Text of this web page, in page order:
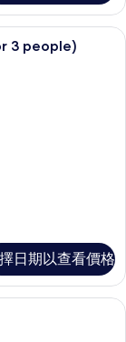
簾、免費無線上網、
3 people)
日期以查看價格
簾、免費無線上網、